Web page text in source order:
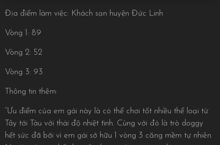
Địa điểm làm việc: Khách sạn huyện Đức Linh
Vòng 1: 89
Vòng 2: 52
Vòng 3: 93
Thông tin thêm:
“Ưu điểm của em gái này là có thể chơi tốt nhiều thể loại từ
Tây tới Tàu với thái độ nhiệt tình. Cùng với đó là trò doggy
hết sức đã bởi vì em gái sở hữu 1 vòng 3 căng mềm tự nhiên.